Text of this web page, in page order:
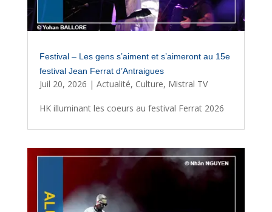
Festival – Les gens s’aiment et s’aimeront au 15e
festival Jean Ferrat d’Antraigues
Juil 20, 2026 | Actualité, Culture, Mistral TV
HK illuminant les coeurs au festival Ferrat 2026